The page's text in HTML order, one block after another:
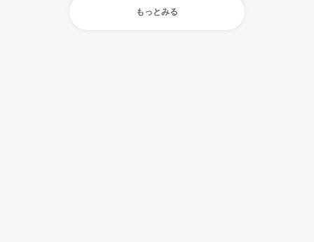
もっとみる